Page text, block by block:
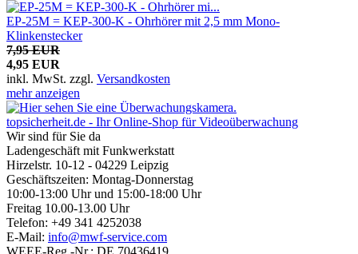
EP-25M = KEP-300-K - Ohrhörer mit 2,5 mm Mono-
Klinkenstecker
7,95 EUR
4,95 EUR
inkl. MwSt. zzgl. Versandkosten
mehr anzeigen
topsicherheit.de - Ihr Online-Shop für Videoüberwachung
Wir sind für Sie da
Ladengeschäft mit Funkwerkstatt
Hirzelstr. 10-12 - 04229 Leipzig
Geschäftszeiten: Montag-Donnerstag
10:00-13:00 Uhr und 15:00-18:00 Uhr
Freitag 10.00-13.00 Uhr
Telefon: +49 341 4252038
E-Mail: info@mwf-service.com
WEEE-Reg.-Nr.: DE 70436419